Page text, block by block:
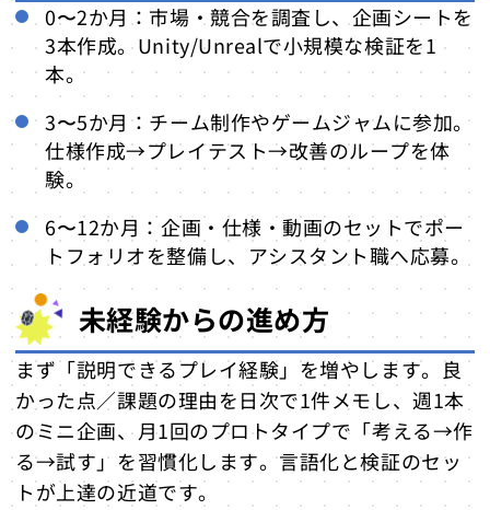
0〜2か月：市場・競合を調査し、企画シートを
3本作成。Unity/Unrealで小規模な検証を1
本。
3〜5か月：チーム制作やゲームジャムに参加。
仕様作成→プレイテスト→改善のループを体
験。
6〜12か月：企画・仕様・動画のセットでポー
トフォリオを整備し、アシスタント職へ応募。
未経験からの進め方
まず「説明できるプレイ経験」を増やします。良
かった点／課題の理由を日次で1件メモし、週1本
のミニ企画、月1回のプロトタイプで「考える→作
る→試す」を習慣化します。言語化と検証のセッ
トが上達の近道です。